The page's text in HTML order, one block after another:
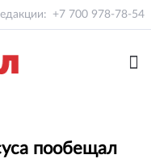
+7 700 978-78-54
пообещал